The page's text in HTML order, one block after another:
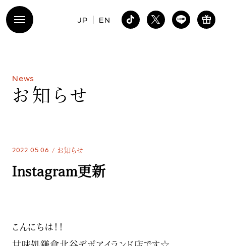
JP EN
News
お 知 ら せ
2022.05.06 お知らせ
Instagram更新
こんにちは！！